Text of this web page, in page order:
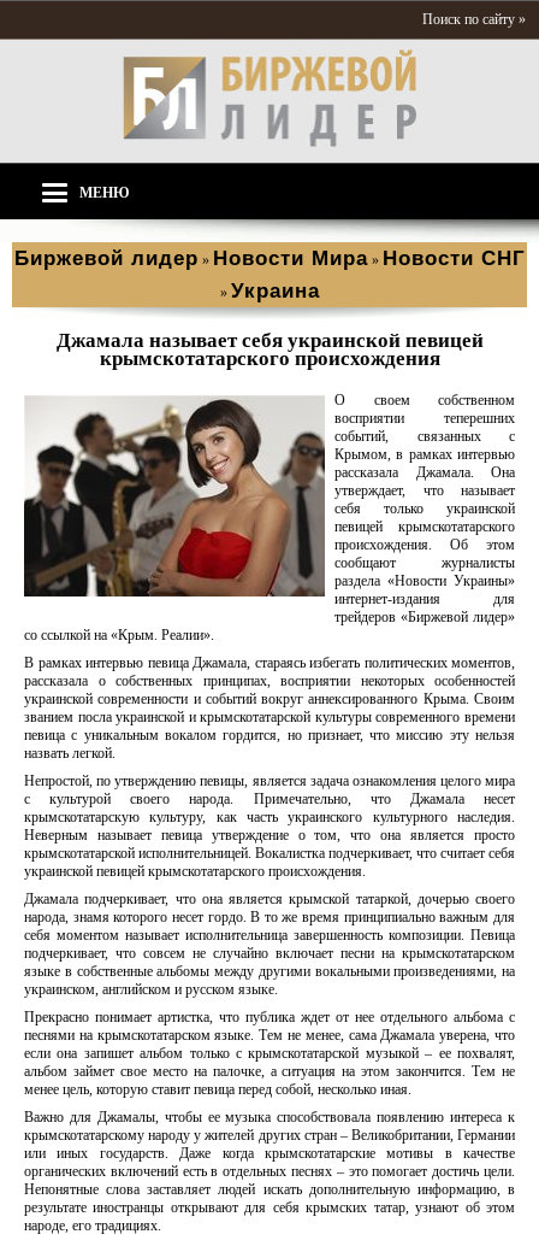
Поиск по сайту »
МЕНЮ
Биржевой лидер » Новости Мира » Новости СНГ
» Украина
Джамала называет себя украинской певицей
крымскотатарского происхождения
О своем собственном
восприятии теперешних
событий, связанных с
Крымом, в рамках интервью
рассказала Джамала. Она
утверждает, что называет
себя только украинской
певицей крымскотатарского
происхождения. Об этом
сообщают журналисты
раздела «Новости Украины»
интернет-издания для
трейдеров «Биржевой лидер»
со ссылкой на «Крым. Реалии».
В рамках интервью певица Джамала, стараясь избегать политических моментов,
рассказала о собственных принципах, восприятии некоторых особенностей
украинской современности и событий вокруг аннексированного Крыма. Своим
званием посла украинской и крымскотатарской культуры современного времени
певица с уникальным вокалом гордится, но признает, что миссию эту нельзя
назвать легкой.
Непростой, по утверждению певицы, является задача ознакомления целого мира
с культурой своего народа. Примечательно, что Джамала несет
крымскотатарскую культуру, как часть украинского культурного наследия.
Неверным называет певица утверждение о том, что она является просто
крымскотатарской исполнительницей. Вокалистка подчеркивает, что считает себя
украинской певицей крымскотатарского происхождения.
Джамала подчеркивает, что она является крымской татаркой, дочерью своего
народа, знамя которого несет гордо. В то же время принципиально важным для
себя моментом называет исполнительница завершенность композиции. Певица
подчеркивает, что совсем не случайно включает песни на крымскотатарском
языке в собственные альбомы между другими вокальными произведениями, на
украинском, английском и русском языке.
Прекрасно понимает артистка, что публика ждет от нее отдельного альбома с
песнями на крымскотатарском языке. Тем не менее, сама Джамала уверена, что
если она запишет альбом только с крымскотатарской музыкой – ее похвалят,
альбом займет свое место на палочке, а ситуация на этом закончится. Тем не
менее цель, которую ставит певица перед собой, несколько иная.
Важно для Джамалы, чтобы ее музыка способствовала появлению интереса к
крымскотатарскому народу у жителей других стран – Великобритании, Германии
или иных государств. Даже когда крымскотатарские мотивы в качестве
органических включений есть в отдельных песнях – это помогает достичь цели.
Непонятные слова заставляет людей искать дополнительную информацию, в
результате иностранцы открывают для себя крымских татар, узнают об этом
народе, его традициях.